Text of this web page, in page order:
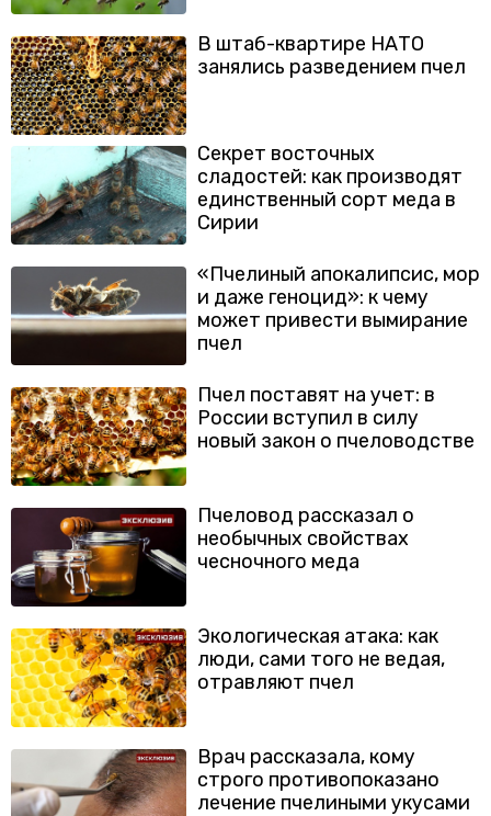
В штаб-квартире НАТО
занялись разведением пчел
Секрет восточных
сладостей: как производят
единственный сорт меда в
Сирии
«Пчелиный апокалипсис, мор
и даже геноцид»: к чему
может привести вымирание
пчел
Пчел поставят на учет: в
России вступил в силу
новый закон о пчеловодстве
Пчеловод рассказал о
необычных свойствах
чесночного меда
Экологическая атака: как
люди, сами того не ведая,
отравляют пчел
Врач рассказала, кому
строго противопоказано
лечение пчелиными укусами